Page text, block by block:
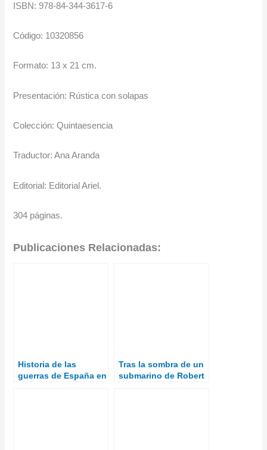
ISBN: 978-84-344-3617-6
Código: 10320856
Formato: 13 x 21 cm.
Presentación: Rústica con solapas
Colección: Quintaesencia
Traductor: Ana Aranda
Editorial: Editorial Ariel.
304 páginas.
Publicaciones Relacionadas:
Historia de las
guerras de España en
Tras la sombra de un
submarino de Robert